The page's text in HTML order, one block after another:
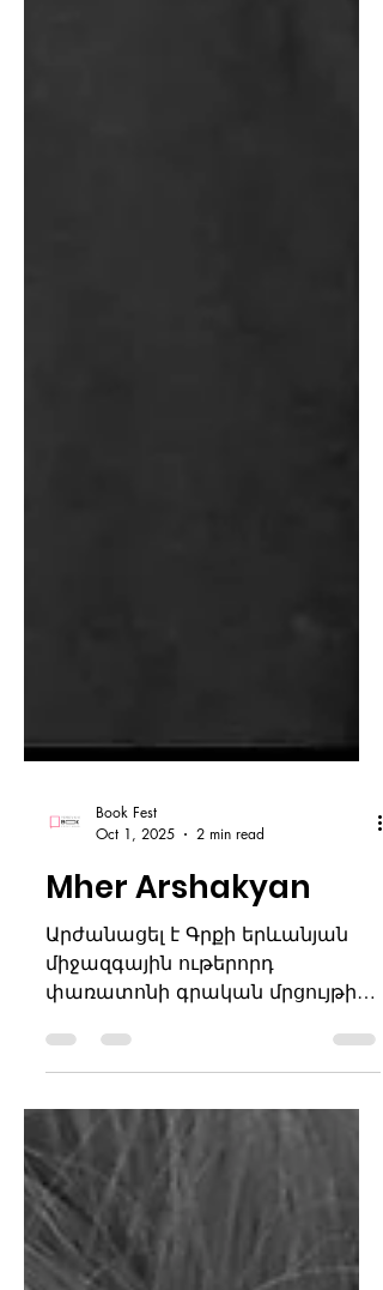
Oct 1, 2025
2 min read
Mher Arshakyan
Արժանացել է Գրքի երևանյան
միջազգային ութերորդ
փառատոնի գրական մրցույթի
Կյանքը...